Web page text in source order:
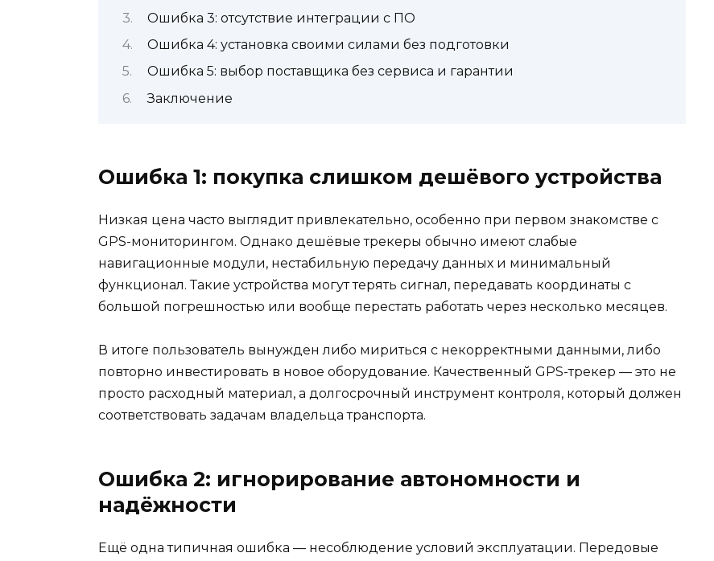
Ошибка 3: отсутствие интеграции с ПО
Ошибка 4: установка своими силами без подготовки
Ошибка 5: выбор поставщика без сервиса и гарантии
Заключение
Ошибка 1: покупка слишком дешёвого устройства
Низкая цена часто выглядит привлекательно, особенно при первом знакомстве с
GPS-мониторингом. Однако дешёвые трекеры обычно имеют слабые
навигационные модули, нестабильную передачу данных и минимальный
функционал. Такие устройства могут терять сигнал, передавать координаты с
большой погрешностью или вообще перестать работать через несколько месяцев.
В итоге пользователь вынужден либо мириться с некорректными данными, либо
повторно инвестировать в новое оборудование. Качественный GPS-трекер — это не
просто расходный материал, а долгосрочный инструмент контроля, который должен
соответствовать задачам владельца транспорта.
Ошибка 2: игнорирование автономности и
надёжности
Ещё одна типичная ошибка — несоблюдение условий эксплуатации. Передовые